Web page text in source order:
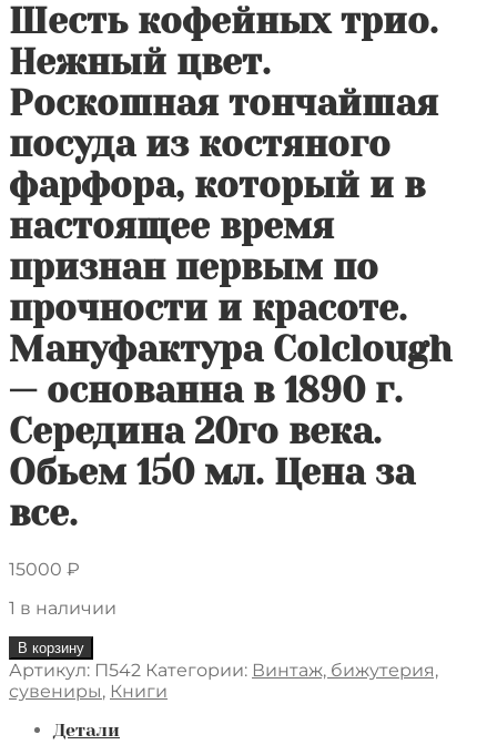
Шесть кофейных трио.
Нежный цвет.
Роскошная тончайшая
посуда из костяного
фарфора, который и в
настоящее время
признан первым по
прочности и красоте.
Мануфактура Colclough
— основанна в 1890 г.
Середина 20го века.
Обьем 150 мл. Цена за
все.
15000 ₽
1 в наличии
Количество
товара
Шесть
трио.
В корзину
Артикул: П542 Категории: Винтаж, бижутерия,
сувениры, Книги
Детали